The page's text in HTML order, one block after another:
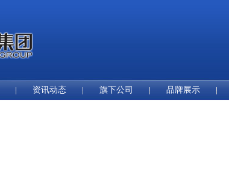
资讯动态 旗下公司 品牌展示